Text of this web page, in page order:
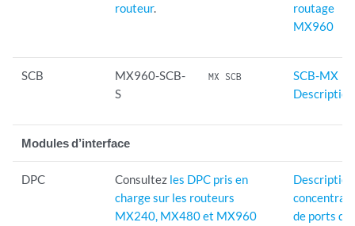
routeur.
routage
MX960
SCB
MX960-SCB-
S
MX SCB
SCB-MX
Description
Modules d’interface
DPC Consultez les DPC pris en
charge sur les routeurs
MX240, MX480 et MX960
de ports